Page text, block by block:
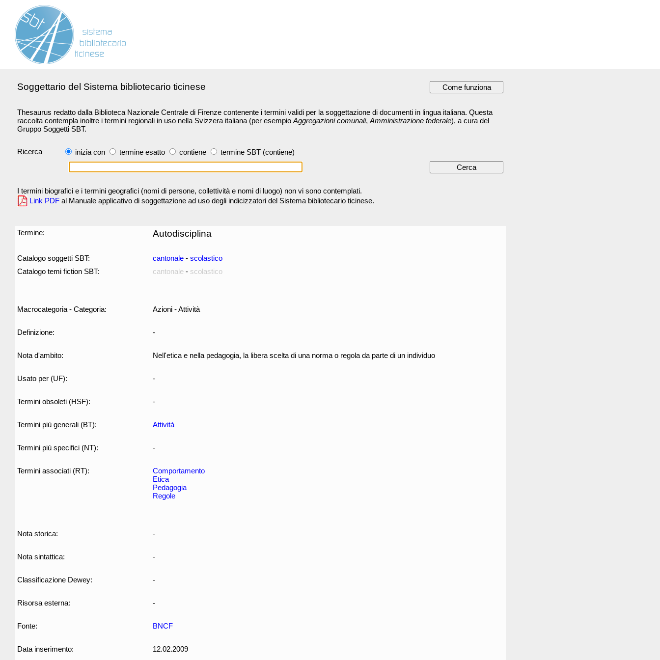
Soggettario del Sistema bibliotecario ticinese
Thesaurus redatto dalla Biblioteca Nazionale Centrale di Firenze contenente i termini validi per la soggettazione di documenti in lingua italiana. Questa
raccolta contempla inoltre i termini regionali in uso nella Svizzera italiana (per esempio Aggregazioni comunali, Amministrazione federale), a cura del
Gruppo Soggetti SBT.
Ricerca inizia con termine esatto contiene termine SBT (contiene)
I termini biografici e i termini geografici (nomi di persone, collettività e nomi di luogo) non vi sono contemplati.
Link PDF al Manuale applicativo di soggettazione ad uso degli indicizzatori del Sistema bibliotecario ticinese.
Termine: Autodisciplina
Catalogo soggetti SBT: cantonale - scolastico
Catalogo temi fiction SBT:
cantonale - scolastico
Macrocategoria - Categoria: Azioni - Attività
Definizione: -
Nota d'ambito: Nell'etica e nella pedagogia, la libera scelta di una norma o regola da parte di un individuo
Usato per (UF): -
Termini obsoleti (HSF): -
Termini più generali (BT): Attività
Termini più specifici (NT): -
Termini associati (RT):
Comportamento
Etica
Pedagogia
Regole
Nota storica: -
Nota sintattica: -
Classificazione Dewey: -
Risorsa esterna: -
Fonte: BNCF
Data inserimento: 12.02.2009